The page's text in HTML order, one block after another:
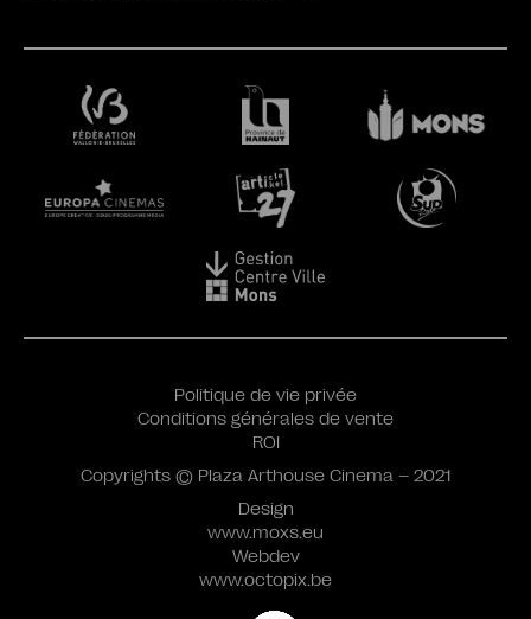
Design
www.moxs.eu
Webdev
www.octopix.be
Politique de vie privée
Conditions générales de vente
ROI
Copyrights © Plaza Arthouse Cinema – 2021